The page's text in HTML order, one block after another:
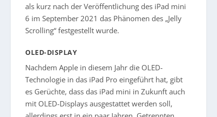
als kurz nach der Veröffentlichung des iPad mini
6 im September 2021 das Phänomen des „Jelly
Scrolling“ festgestellt wurde.
OLED-DISPLAY
Nachdem Apple in diesem Jahr die OLED-
Technologie in das iPad Pro eingeführt hat, gibt
es Gerüchte, dass das iPad mini in Zukunft auch
mit OLED-Displays ausgestattet werden soll,